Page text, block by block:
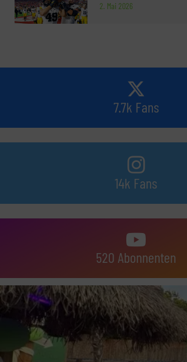
2. Mai 2026
7.7k Fans
14k Fans
520 Abonnenten